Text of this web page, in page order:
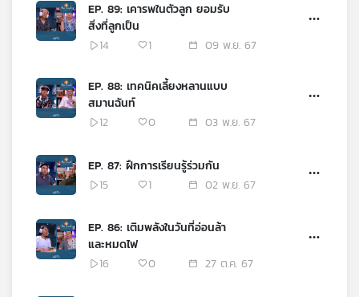
EP. 89: เคารพในตัวลูก ยอมรับ
สิ่งที่ลูกเป็น
14
1 09 พ.ย. 67
EP. 88: เทคนิคเลี้ยงหลานแบบ
สมานฉันท์
12
0 03 พ.ย. 67
EP. 87: ฝึกการเรียนรู้ร่วมกัน
15
1 02 พ.ย. 67
EP. 86: เติมพลังในวันที่อ่อนล้า
และหมดไฟ
16
0 27 ต.ค. 67